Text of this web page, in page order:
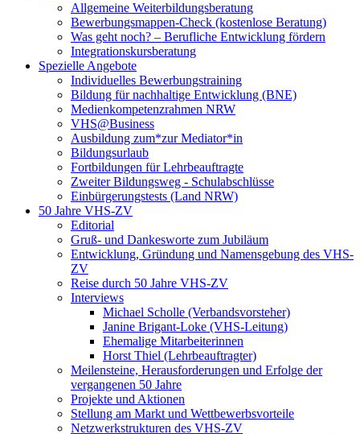
Allgemeine Weiterbildungsberatung
Bewerbungsmappen-Check (kostenlose Beratung)
Was geht noch? – Berufliche Entwicklung fördern
Integrationskursberatung
Spezielle Angebote
Individuelles Bewerbungstraining
Bildung für nachhaltige Entwicklung (BNE)
Medienkompetenzrahmen NRW
VHS@Business
Ausbildung zum*zur Mediator*in
Bildungsurlaub
Fortbildungen für Lehrbeauftragte
Zweiter Bildungsweg - Schulabschlüsse
Einbürgerungstests (Land NRW)
50 Jahre VHS-ZV
Editorial
Gruß- und Dankesworte zum Jubiläum
Entwicklung, Gründung und Namensgebung des VHS-
ZV
Reise durch 50 Jahre VHS-ZV
Interviews
Michael Scholle (Verbandsvorsteher)
Janine Brigant-Loke (VHS-Leitung)
Ehemalige Mitarbeiterinnen
Horst Thiel (Lehrbeauftragter)
Meilensteine, Herausforderungen und Erfolge der
vergangenen 50 Jahre
Projekte und Aktionen
Stellung am Markt und Wettbewerbsvorteile
Netzwerkstrukturen des VHS-ZV